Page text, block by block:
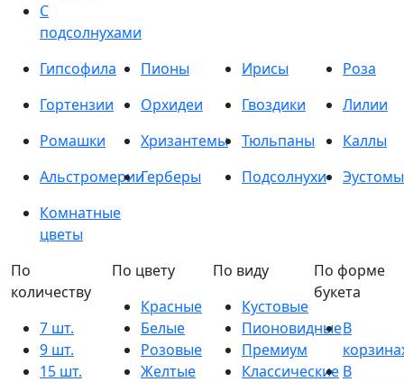
С
подсолнухами
Гипсофила Пионы Ирисы
Роза
Гортензии
Орхидеи Гвоздики
Лилии
Ромашки
Хризантемы Тюльпаны
Каллы
АльстромерииГерберы Подсолнухи
Эустомы
Комнатные
цветы
По
количеству
7 шт.
9 шт.
15 шт.
По цвету
Красные
Белые
Розовые
Желтые
По виду
Кустовые
Пионовидные
Премиум
Классические
По форме
букета
В
В